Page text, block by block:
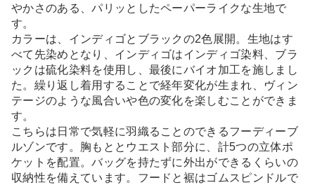
やかさのある、パリッとしたペーパーライクな生地で
す。
カラーは、インディゴとブラックの2色展開。生地はす
べて先染めとなり、インディゴはインディゴ染料、ブラ
ックは硫化染料を使用し、最後にバイオ加工を施しまし
た。繰り返し着用することで経年変化が生まれ、ヴィン
テージのような風合いや色の変化を楽しむことができま
す。
こちらは日常で気軽に羽織ることのできるフーディーブ
ルゾンです。胸もととウエスト部分に、計5つの立体ポ
ケットを配置。バッグを持たずに外出ができるくらいの
収納性を備えています。フードと裾はゴムスピンドルで